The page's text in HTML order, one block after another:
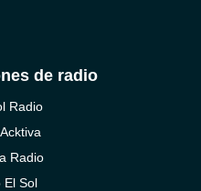
de radio
Radio
Radio
El Sol